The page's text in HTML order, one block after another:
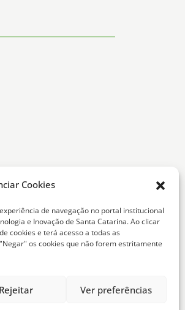
Cookies
de navegação no portal institucional
e Inovação de Santa Catarina. Ao clicar
cookies e terá acesso a todas as
os cookies que não forem estritamente
Rejeitar Ver preferências